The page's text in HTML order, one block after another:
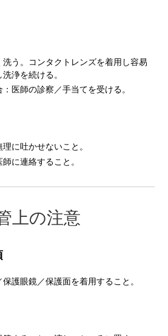
う。コンタクトレンズを着用し容易
浄を続ける。
医師の診察／手当てを受ける。
に吐かせないこと。
に連絡すること。
上の注意
護眼鏡／保護面を着用すること。